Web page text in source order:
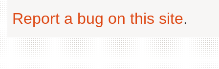
Report a bug on this site.